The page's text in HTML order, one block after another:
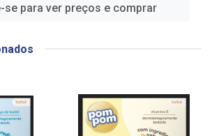
se para ver preços e comprar